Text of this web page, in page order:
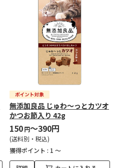
無添加良品 じゅわ～っとカツオ
かつお節入り 42g
150円～390円
(送料別・税込)
獲得ポイント : 1 ～